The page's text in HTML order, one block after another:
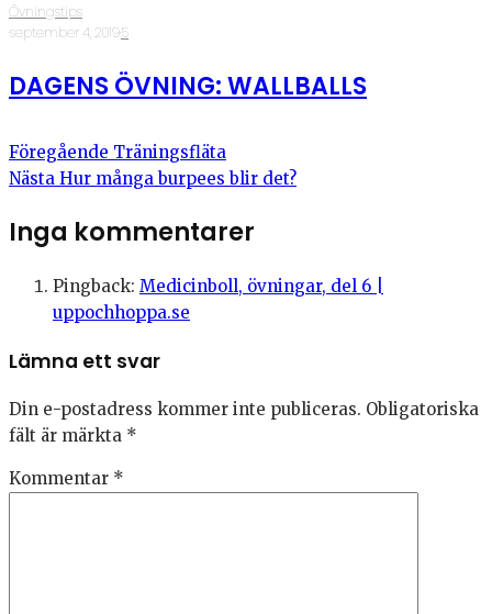
Övningstips
·september 4, 2019·5
DAGENS ÖVNING: WALLBALLS
Föregående Träningsfläta
Nästa Hur många burpees blir det?
Inga kommentarer
Pingback: Medicinboll, övningar, del 6 |
uppochhoppa.se
Lämna ett svar
Din e-postadress kommer inte publiceras. Obligatoriska
fält är märkta *
Kommentar *